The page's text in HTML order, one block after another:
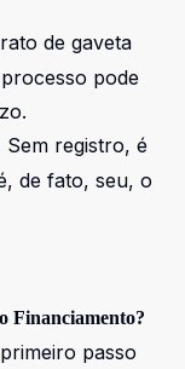
de gaveta
pode
Sem registro, é
de fato, seu, o
Financiamento?
passo